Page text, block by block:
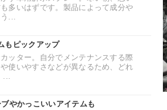
多いはずです。製品によって成分や
...
もピックアップ
ッター。自分でメンテナンスする際
使いやすさなどが異なるため、どれ
...
やかっこいいアイテムも